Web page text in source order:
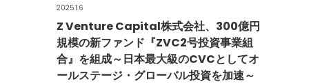
2025.1.6
Z Venture Capital株式会社、300億円
規模の新ファンド『ZVC2号投資事業組
合』を組成～日本最大級のCVCとしてオ
ールステージ・グローバル投資を加速～